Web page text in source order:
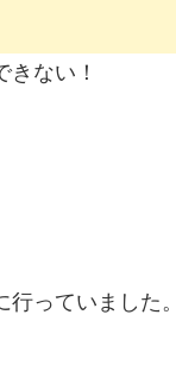
ない！
っていました。